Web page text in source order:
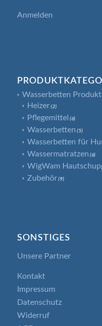
Anmelden
Wasserbetten
Heizer (2)
Pflegemittel (6)
Wasserbetten (5)
Wasserbetten für
Wassermatratzen (6)
WigWam
Zubehör (9)
SONSTIGES
Unsere Partner
Kontakt
Impressum
Datenschutz
Widerruf